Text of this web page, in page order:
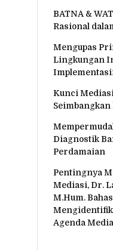
BATNA &
Rasional
Mengupas
Lingkungan
Kunci
Seimbangkan
Diagnostik
Perdamaian
Pentingnya
Mediasi, Dr.
M.Hum.
Agenda